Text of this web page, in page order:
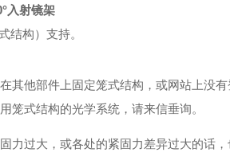
入射镜架
结构）支持。
其他部件上固定笼式结构，或网站上没有
笼式结构的光学系统，请来信垂询。
力过大，或各处的紧固力差异过大的话，